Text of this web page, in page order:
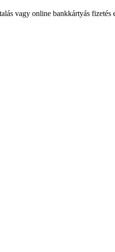
vagy online bankkártyás